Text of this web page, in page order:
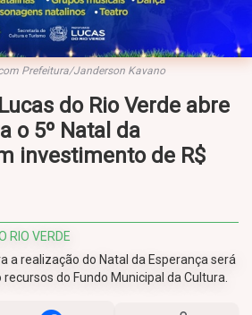
Prefeitura/Janderson Kavano
do Rio Verde abre
o 5º Natal da
investimento de R$
RIO VERDE
a realização do Natal da Esperança será
do Fundo Municipal da Cultura.